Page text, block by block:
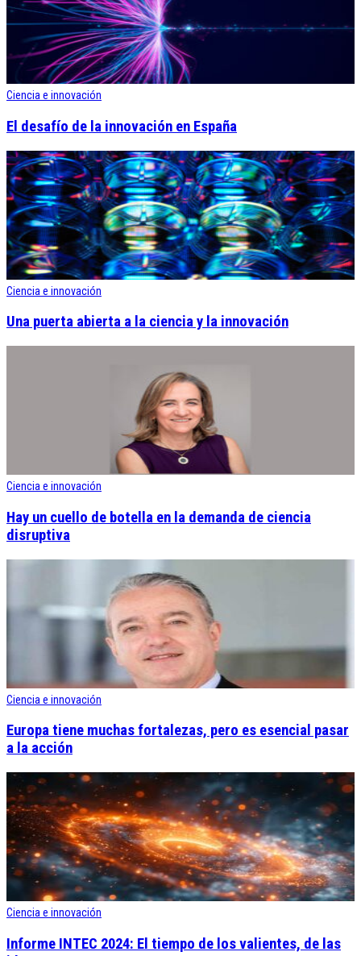
Ciencia e innovación
El desafío de la innovación en España
Ciencia e innovación
Una puerta abierta a la ciencia y la innovación
Ciencia e innovación
Hay un cuello de botella en la demanda de ciencia
disruptiva
Ciencia e innovación
Europa tiene muchas fortalezas, pero es esencial pasar
a la acción
Ciencia e innovación
Informe INTEC 2024: El tiempo de los valientes, de las